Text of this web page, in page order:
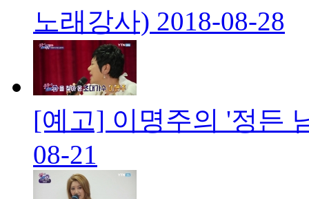
노래강사) 2018-08-28
[예고] 이명주의 '정든
08-21